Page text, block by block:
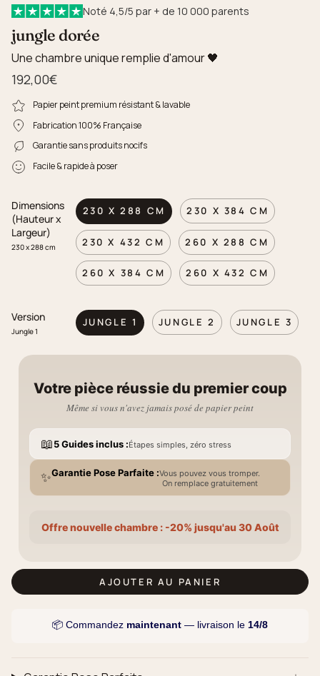
Noté 4,5/5 par + de 10 000 parents
jungle dorée
Une chambre unique remplie d'amour 🖤
192,00€
Papier peint premium résistant & lavable
Fabrication 100% Française
Garantie sans produits nocifs
Facile & rapide à poser
Dimensions
(Hauteur x
Largeur)
230 x 288 cm
230 X 288 CM 230 X 384 CM
230 X 432 CM 260 X 288 CM
260 X 384 CM 260 X 432 CM
Version
Jungle 1
JUNGLE 1 JUNGLE 2 JUNGLE 3
Votre pièce réussie du premier coup
Même si vous n'avez jamais posé de papier peint
📖5 Guides inclus :Étapes simples, zéro stress
✨Garantie Pose Parfaite :Vous pouvez vous tromper.
On remplace gratuitement
Offre nouvelle chambre : -20% jusqu'au 30 Août
AJOUTER AU PANIER
📦 Commandez maintenant — livraison le 14/8